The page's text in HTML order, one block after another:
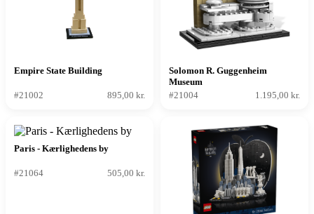
Empire State Building
#21002 895,00 kr.
Solomon R. Guggenheim
Museum
#21004
1.195,00 kr.
Paris - Kærlighedens by
#21064 505,00 kr.